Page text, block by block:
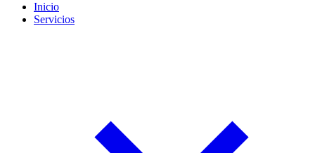
Inicio
Servicios